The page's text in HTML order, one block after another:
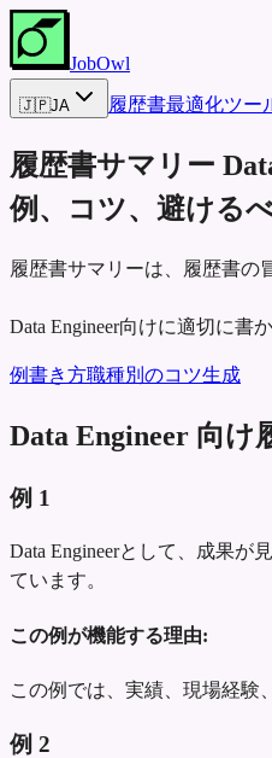
JobOwl
🇯🇵JA 履歴書最適化ツー
履歴書サマリー
例、コツ、避ける
履歴書サマリーは、履歴書の
Data Engineer向けに適切に書
例書き方職種別のコツ生成
Data Engineer 向け
例 1
Data Engineerとして、成果
ています。
この例が機能する理由:
この例では、実績、現場経験
例 2